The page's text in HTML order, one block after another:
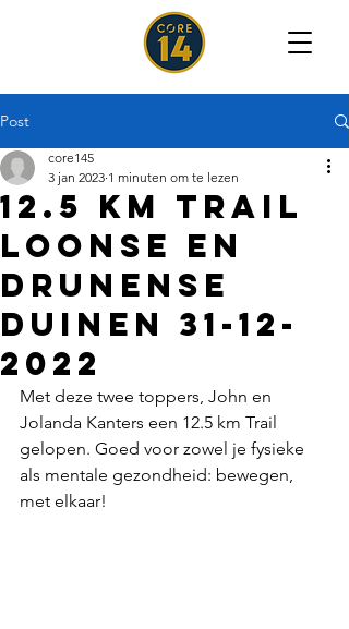
Post
12.5 km trail
Loonse en
Drunense
duinen 31-12-
2022
core145
3 jan 2023 1 minuten om te lezen
Met deze twee toppers, John en
Jolanda Kanters een 12.5 km Trail
gelopen. Goed voor zowel je fysieke
als mentale gezondheid: bewegen,
met elkaar!